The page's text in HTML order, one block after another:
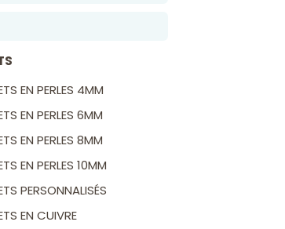
EN PERLES 4MM
EN PERLES 6MM
EN PERLES 8MM
EN PERLES 10MM
PERSONNALISÉS
EN CUIVRE